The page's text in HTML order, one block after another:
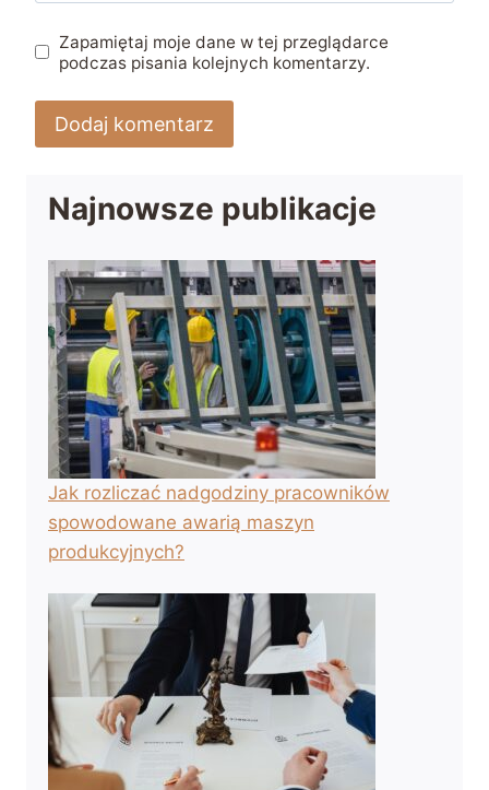
Zapamiętaj moje dane w tej przeglądarce
podczas pisania kolejnych komentarzy.
Najnowsze publikacje
Jak rozliczać nadgodziny pracowników
spowodowane awarią maszyn
produkcyjnych?